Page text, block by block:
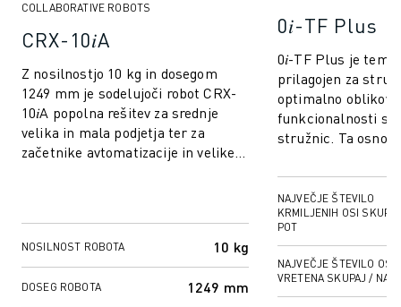
COLLABORATIVE ROBOTS
CRX-10𝑖A
Z nosilnostjo 10 kg in dosegom
1249 mm je sodelujoči robot CRX-
10𝑖A popolna rešitev za srednje
velika in mala podjetja ter za
začetnike avtomatizacije in velike
NOSILNOST ROBOTA 10 kg
DOSEG ROBOTA 1249 mm
0𝑖-TF Plus
0𝑖-TF Plus je
prilagojen za
optimalno
funkcionalnosti
stružnic. Ta
NAJVEČJE ŠTEVILO
KRMILJENIH OSI
POT
NAJVEČJE ŠTEVILO OSI
VRETENA SKUPAJ / NA